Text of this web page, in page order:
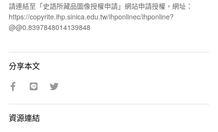
請連結至「史語所藏品圖像授權申請」網站申請授權，網址：
https://copyrite.ihp.sinica.edu.tw/ihponlinec/ihponline?
@@0.8397848014139848
分享本文
資源連結